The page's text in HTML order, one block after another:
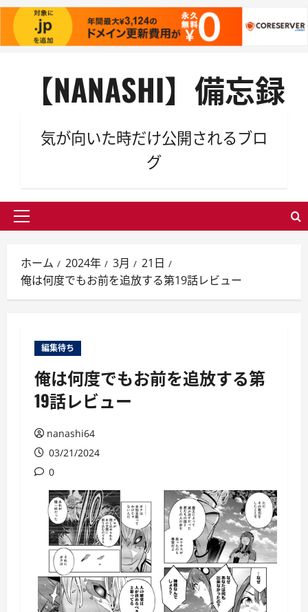
【NANASHI】備忘録
気が向いた時だけ公開されるブロ
グ
メ
ン
メ
ニ
ホーム 2024年 3月
21日
俺は何度でもお前を追放する第19話レビュー
編集待ち
俺は何度でもお前を追放する第
19話レビュー
nanashi64
03/21/2024
0